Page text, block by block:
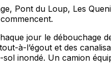
Pont du Loup, Les
jour le débouchage
à-l’égout et des
inondé. Un camion